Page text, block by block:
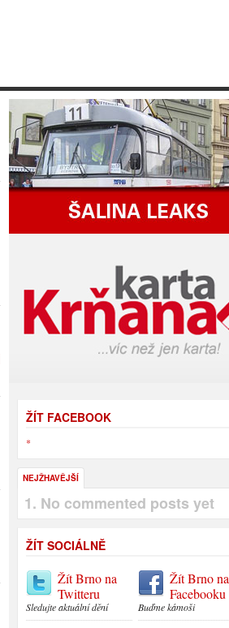
ŽÍT FACEBOOK
*
NEJŽHAVĚJŠÍ
No commented posts yet
ŽÍT SOCIÁLNĚ
Žít Brno na
Twitteru
Sledujte aktuální dění
Žít Brno na
Facebooku
Buďme kámoši